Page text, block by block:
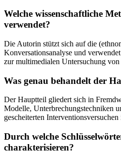
Welche wissenschaftliche
verwendet?
Die Autorin stützt sich auf die
Konversationsanalyse und
zur multimedialen Untersuchung
Was genau behandelt der
Der Hauptteil gliedert sich in
Modelle, Unterbrechungstechniken
gescheiterten
Durch welche
charakterisieren?